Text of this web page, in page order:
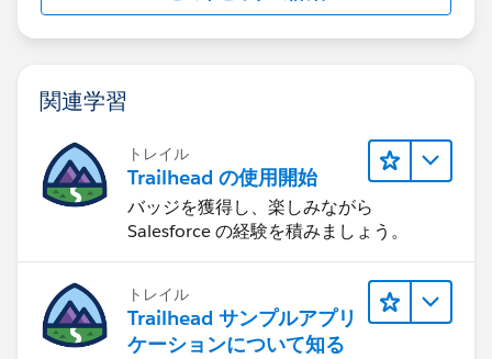
関連学習
トレイル
Trailhead の使用開始
バッジを獲得し、楽しみながら
Salesforce の経験を積みましょう。
トレイル
Trailhead サンプルアプリ
ケーションについて知る